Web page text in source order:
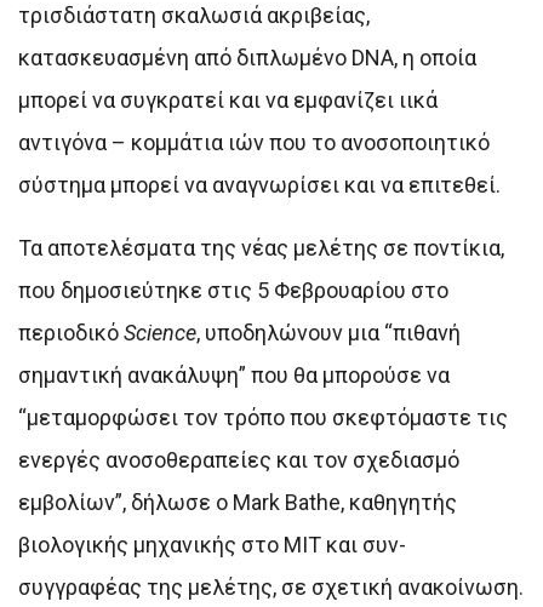
τρισδιάστατη σκαλωσιά ακριβείας,
κατασκευασμένη από διπλωμένο DNA, η οποία
μπορεί να συγκρατεί και να εμφανίζει ιικά
αντιγόνα – κομμάτια ιών που το ανοσοποιητικό
σύστημα μπορεί να αναγνωρίσει και να επιτεθεί.
Τα αποτελέσματα της νέας μελέτης σε ποντίκια,
που δημοσιεύτηκε στις 5 Φεβρουαρίου στο
περιοδικόScience, υποδηλώνουν μια “πιθανή
σημαντική ανακάλυψη” που θα μπορούσε να
“μεταμορφώσει τον τρόπο που σκεφτόμαστε τις
ενεργές ανοσοθεραπείες και τον σχεδιασμό
εμβολίων”, δήλωσε ο Mark Bathe, καθηγητής
βιολογικής μηχανικής στο MIT και συν-
συγγραφέας της μελέτης, σε σχετική ανακοίνωση.